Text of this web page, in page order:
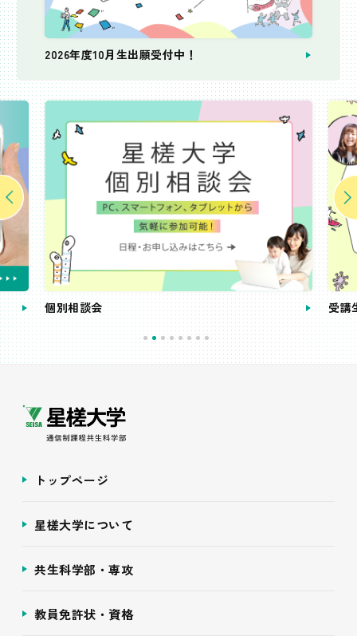
2026年度10月生出願受付中！
個別相談会 受講
トップページ
星槎大学について
共生科学部・専攻
教員免許状・資格